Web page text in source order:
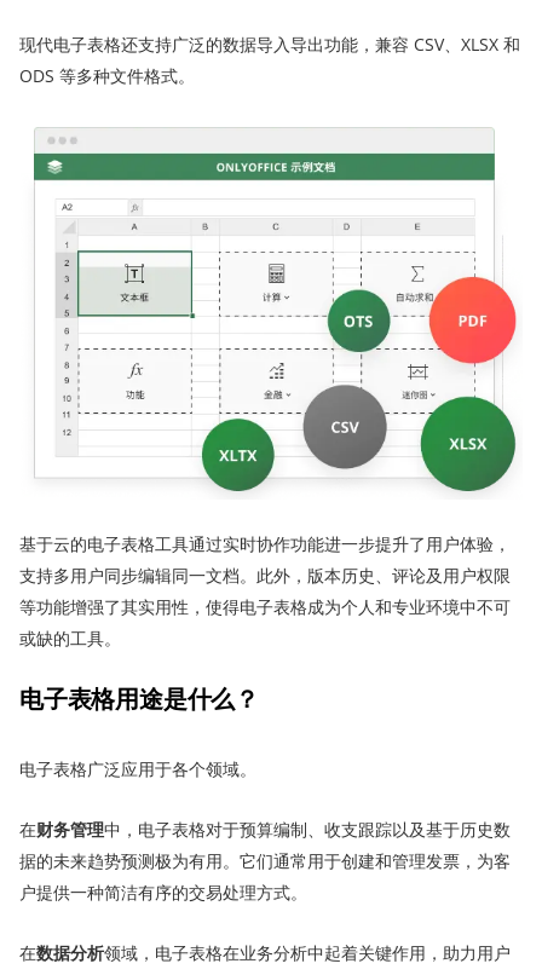
现代电子表格还支持广泛的数据导入导出功能，兼容 CSV、XLSX 和
ODS 等多种文件格式。
基于云的电子表格工具通过实时协作功能进一步提升了用户体验，
支持多用户同步编辑同一文档。此外，版本历史、评论及用户权限
等功能增强了其实用性，使得电子表格成为个人和专业环境中不可
或缺的工具。
电子表格用途是什么？
电子表格广泛应用于各个领域。
在财务管理中，电子表格对于预算编制、收支跟踪以及基于历史数
据的未来趋势预测极为有用。它们通常用于创建和管理发票，为客
户提供一种简洁有序的交易处理方式。
在数据分析领域，电子表格在业务分析中起着关键作用，助力用户